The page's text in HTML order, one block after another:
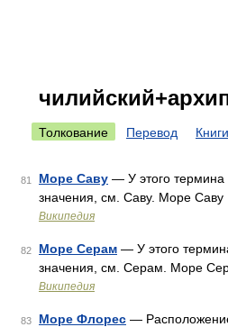
Толкование Перевод Книги
81 Море Саву — У этого термина
значения, см. Саву. Море Саву
Википедия
82 Море Серам — У этого
значения, см. Серам. Море
Википедия
83 Море Флорес —